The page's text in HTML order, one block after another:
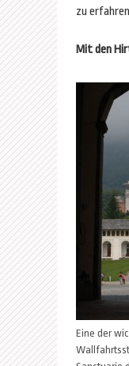
zu
Mit den
Eine der